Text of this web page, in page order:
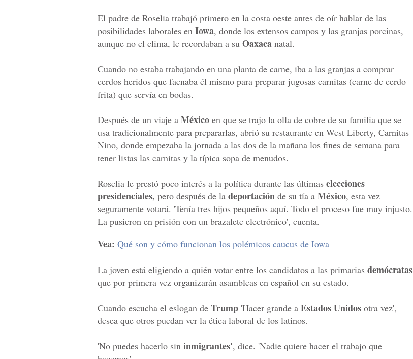
El padre de Roselia trabajó primero en la costa oeste antes de oír hablar de las
posibilidades laborales en Iowa, donde los extensos campos y las granjas porcinas,
aunque no el clima, le recordaban a su Oaxaca natal.
Cuando no estaba trabajando en una planta de carne, iba a las granjas a comprar
cerdos heridos que faenaba él mismo para preparar jugosas carnitas (carne de cerdo
frita) que servía en bodas.
Después de un viaje a México en que se trajo la olla de cobre de su familia que se
usa tradicionalmente para prepararlas, abrió su restaurante en West Liberty, Carnitas
Nino, donde empezaba la jornada a las dos de la mañana los fines de semana para
tener listas las carnitas y la típica sopa de menudos.
Roselia le prestó poco interés a la política durante las últimas elecciones
presidenciales, pero después de la deportación de su tía a México, esta vez
seguramente votará. 'Tenía tres hijos pequeños aquí. Todo el proceso fue muy injusto.
La pusieron en prisión con un brazalete electrónico', cuenta.
Vea: Qué son y cómo funcionan los polémicos caucus de Iowa
La joven está eligiendo a quién votar entre los candidatos a las primarias demócratas
que por primera vez organizarán asambleas en español en su estado.
Cuando escucha el eslogan de Trump 'Hacer grande a Estados Unidos otra vez',
desea que otros puedan ver la ética laboral de los latinos.
'No puedes hacerlo sin inmigrantes', dice. 'Nadie quiere hacer el trabajo que